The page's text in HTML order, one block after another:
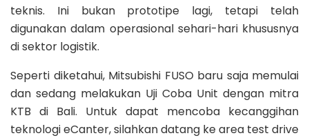
teknis. Ini bukan prototipe lagi, tetapi telah
digunakan dalam operasional sehari-hari khususnya
di sektor logistik.
Seperti diketahui, Mitsubishi FUSO baru saja memulai
dan sedang melakukan Uji Coba Unit dengan mitra
KTB di Bali. Untuk dapat mencoba kecanggihan
teknologi eCanter, silahkan datang ke area test drive